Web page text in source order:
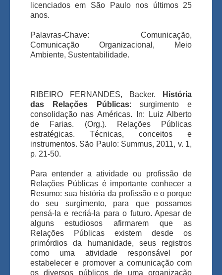
licenciados em São Paulo nos últimos 25
anos.
Palavras-Chave: Comunicação,
Comunicação Organizacional, Meio
Ambiente, Sustentabilidade.
RIBEIRO FERNANDES, Backer.
História
das Relações Públicas: surgimento e
consolidação nas Américas. In: Luiz Alberto
de Farias. (Org.). Relações Públicas
estratégicas. Técnicas, conceitos e
instrumentos. São Paulo: Summus, 2011, v. 1,
p. 21-50.
Para entender a atividade ou profissão de
Relações Públicas é importante conhecer a
Resumo: sua história da profissão e o porque
do seu surgimento, para que possamos
pensá-la e recriá-la para o futuro. Apesar de
alguns estudiosos afirmarem que as
Relações Públicas existem desde os
primórdios da humanidade, seus registros
como uma atividade responsável por
estabelecer e promover a comunicação com
os diversos públicos de uma organização